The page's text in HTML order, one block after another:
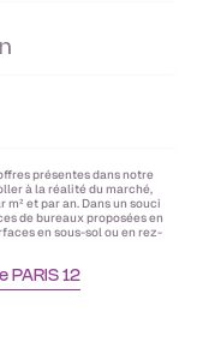
présentes dans notre
à la réalité du marché,
et par an. Dans un souci
de bureaux proposées en
en sous-sol ou en rez-
PARIS 12